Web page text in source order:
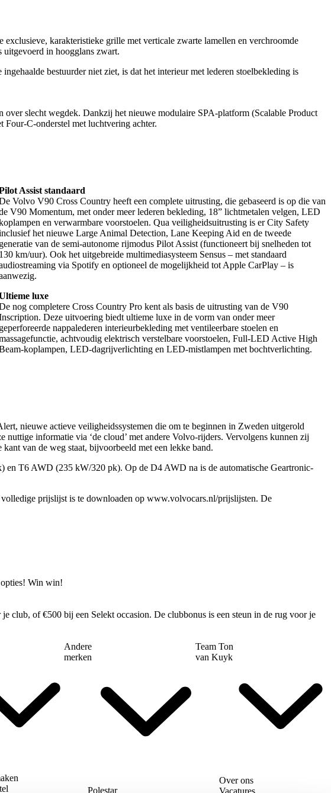
karakteristieke grille met verticale zwarte lamellen en verchroomde
uitgevoerd in hoogglans zwart.
bestuurder niet ziet, is dat het interieur met lederen stoelbekleding is
slecht wegdek. Dankzij het nieuwe modulaire SPA-platform (Scalable Product
Four-C-onderstel met luchtvering achter.
Assist standaard
Volvo V90 Cross Country heeft een complete uitrusting, die gebaseerd is op die van
V90 Momentum, met onder meer lederen bekleding, 18” lichtmetalen velgen, LED
en verwarmbare voorstoelen. Qua veiligheidsuitrusting is er City Safety
het nieuwe Large Animal Detection, Lane Keeping Aid en de tweede
generatie van de semi-autonome rijmodus Pilot Assist (functioneert bij snelheden tot
130 km/uur). Ook het uitgebreide multimediasysteem Sensus – met standaard
via Spotify en optioneel de mogelijkheid tot Apple CarPlay – is
luxe
nog completere Cross Country Pro kent als basis de uitrusting van de V90
Deze uitvoering biedt ultieme luxe in de vorm van onder meer
geperforeerde nappalederen interieurbekleding met ventileerbare stoelen en
achtvoudig elektrisch verstelbare voorstoelen, Full-LED Active High
koplampen, LED-dagrijverlichting en LED-mistlampen met bochtverlichting.
nieuwe actieve veiligheidssystemen die om te beginnen in Zweden uitgerold
nuttige informatie via ‘de cloud’ met andere Volvo-rijders. Vervolgens kunnen zij
van de weg staat, bijvoorbeeld met een lekke band.
T6 AWD (235 kW/320 pk). Op de D4 AWD na is de automatische Geartronic-
prijslijst is te downloaden op www.volvocars.nl/prijslijsten. De
Win win!
club, of €500 bij een Selekt occasion. De clubbonus is een steun in de rug voor je
Andere
merken
Polestar
Team Ton
van Kuyk
Over ons
Vacatures